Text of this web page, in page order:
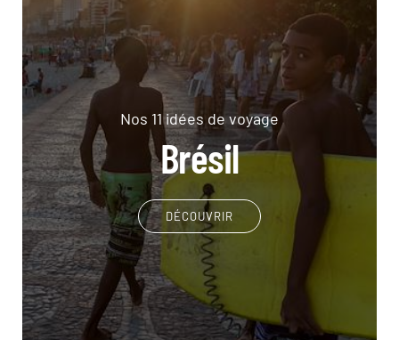
Nos 11 idées de voyage
Brésil
DÉCOUVRIR